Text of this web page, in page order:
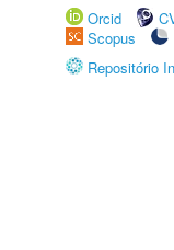
Orcid
Scopus
Repositório